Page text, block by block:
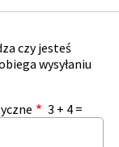
czy jesteś
wysyłaniu
3 + 4 =